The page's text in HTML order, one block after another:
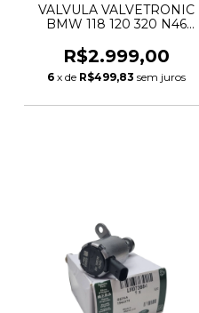
VALVULA VALVETRONIC
BMW 118 120 320 N46
R$2.999,00
6 x de R$499,83 sem juros